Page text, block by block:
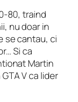
80, traind
nu doar in
se cantau, ci
Si ca
Martin
V ca lider